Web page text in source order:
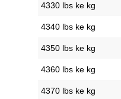
4330 lbs ke kg
4340 lbs ke kg
4350 lbs ke kg
4360 lbs ke kg
4370 lbs ke kg